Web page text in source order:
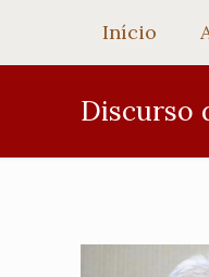
Início
Discurso